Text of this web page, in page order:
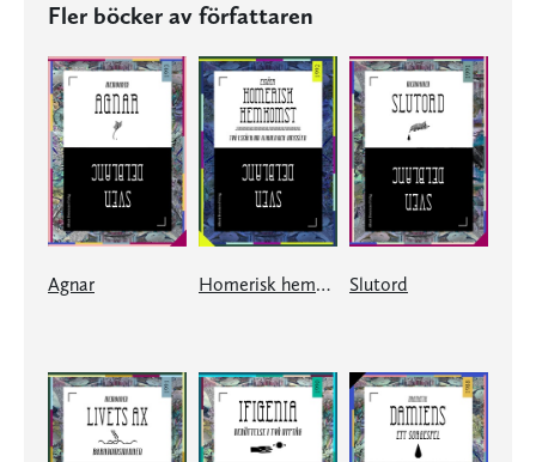
Fler böcker av författaren
Agnar Homerisk hemkomst Slutord